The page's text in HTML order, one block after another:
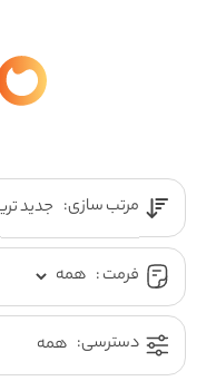
مرتب سازی:
فرمت :
دسترسی: